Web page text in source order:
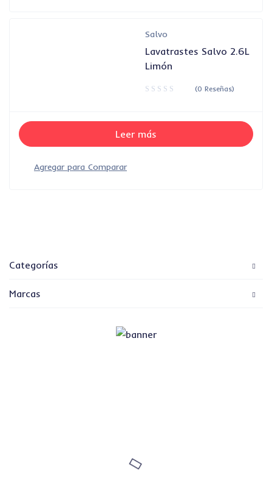
Categorías
Marcas
Salvo
Lavatrastes Salvo 2.6L
Limón
(0 Reseñas)
Leer más